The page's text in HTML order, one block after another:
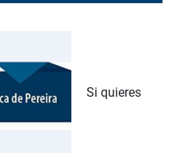
Si quieres